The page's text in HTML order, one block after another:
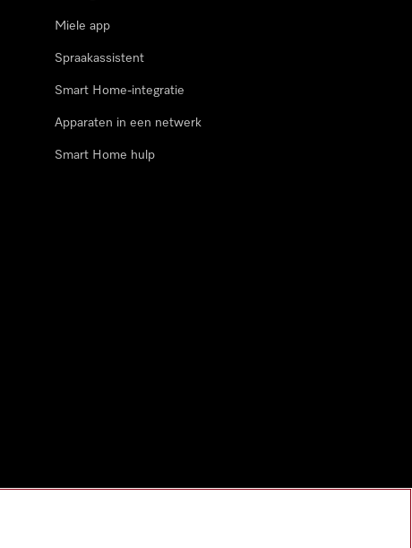
Miele app
Spraakassistent
Smart Home-integratie
Apparaten in een netwerk
Smart Home hulp